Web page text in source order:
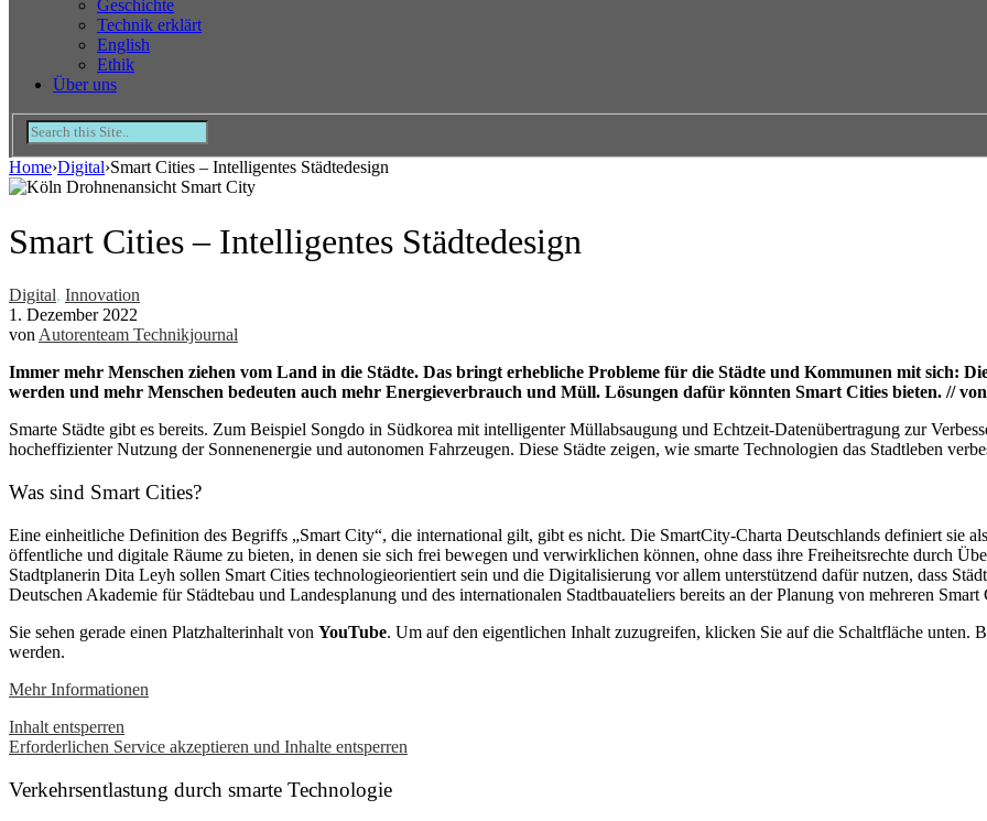
Geschichte
Technik erklärt
English
Ethik
Über uns
Home›Digital›Smart Cities – Intelligentes Städtedesign
Smart Cities – Intelligentes Städtedesign
Digital, Innovation
1. Dezember 2022
von Autorenteam Technikjournal
Immer mehr Menschen ziehen vom Land in die Städte. Das bringt erhebliche Probleme für die Städte und Kommunen mit sich:
werden und mehr Menschen bedeuten auch mehr Energieverbrauch und Müll. Lösungen dafür könnten Smart Cities bieten. //
Smarte Städte gibt es bereits. Zum Beispiel Songdo in Südkorea mit intelligenter Müllabsaugung und Echtzeit-Datenübertragung zur
hocheffizienter Nutzung der Sonnenenergie und autonomen Fahrzeugen. Diese Städte zeigen, wie smarte Technologien das Stadtleben
Was sind Smart Cities?
Eine einheitliche Definition des Begriffs „Smart City“, die international gilt, gibt es nicht. Die SmartCity-Charta Deutschlands definiert sie
öffentliche und digitale Räume zu bieten, in denen sie sich frei bewegen und verwirklichen können, ohne dass ihre Freiheitsrechte durch
Stadtplanerin Dita Leyh sollen Smart Cities technologieorientiert sein und die Digitalisierung vor allem unterstützend dafür nutzen, dass
Deutschen Akademie für Städtebau und Landesplanung und des internationalen Stadtbauateliers bereits an der Planung von mehreren
Sie sehen gerade einen Platzhalterinhalt von YouTube. Um auf den eigentlichen Inhalt zuzugreifen, klicken Sie auf die Schaltfläche unten.
werden.
Mehr Informationen
Inhalt entsperren
Erforderlichen Service akzeptieren und Inhalte entsperren
Verkehrsentlastung durch smarte Technologie